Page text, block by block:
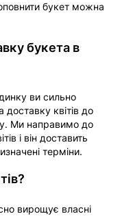
букет можна
букета в
ви сильно
доставку квітів до
Ми направимо до
і він доставить
терміни.
вирощує власні